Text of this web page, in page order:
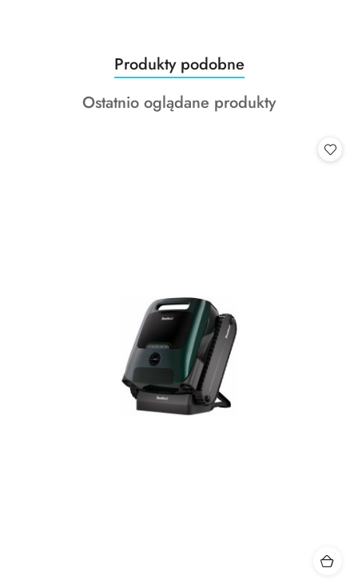
Pomiń karuzelę produktów
Produkty
o
statusie:
Produkty podobne
Produkty
Ostatnio oglądane produkty